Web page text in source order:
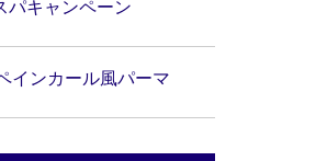
パキャンペーン
インカール風パーマ